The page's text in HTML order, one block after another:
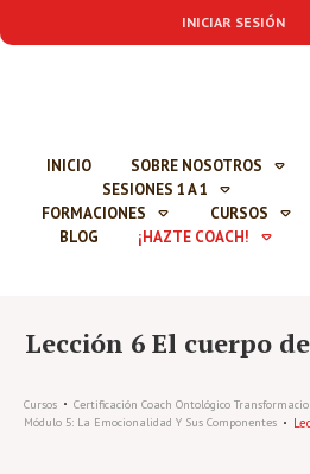
INICIAR SESIÓN
INICIO
SOBRE NOSOTROS
SESIONES 1 A 1
FORMACIONES
CURSOS
BLOG
¡HAZTE COACH!
Lección 6 El cuerpo
Cursos
Certificación Coach Ontológico
Módulo 5: La Emocionalidad Y Sus Componentes